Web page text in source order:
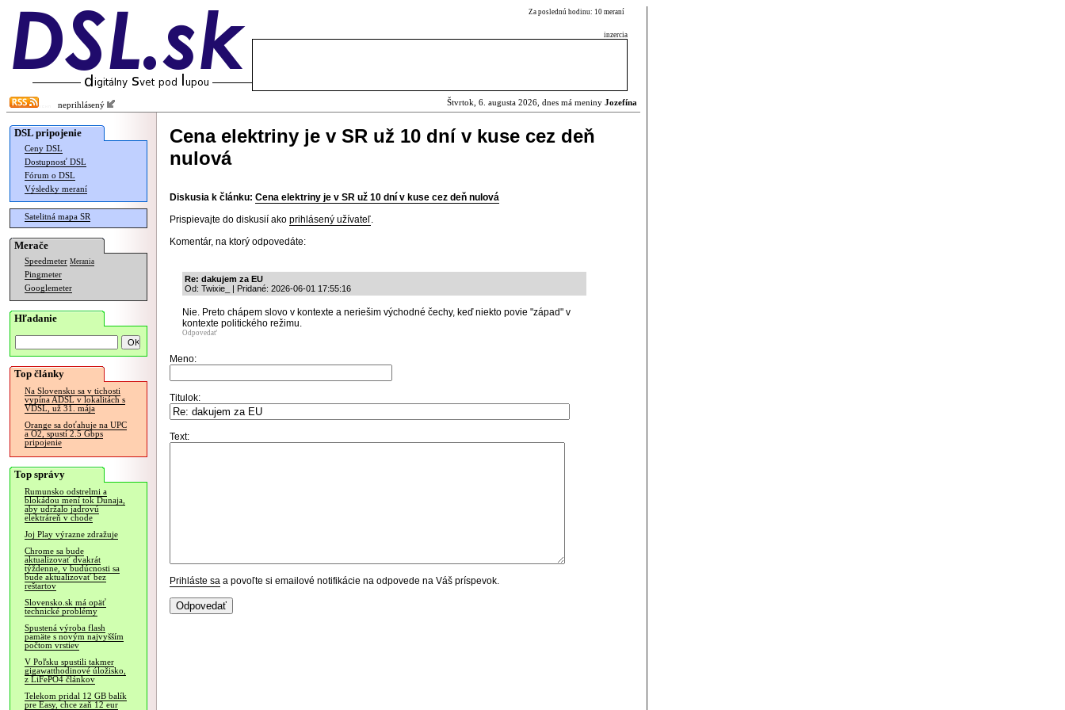
Za poslednú hodinu: 10 meraní
inzercia
neprihlásený Štvrtok, 6. augusta 2026, dnes má meniny Jozefína
DSL pripojenie
Ceny DSL
Dostupnosť DSL
Fórum o DSL
Výsledky meraní
Satelitná mapa SR
Merače
Speedmeter Merania
Pingmeter
Googlemeter
Hľadanie
Top články
Na Slovensku sa v tichosti
vypína ADSL v lokalitách s
VDSL, už 31. mája
Orange sa doťahuje na UPC
a O2, spustí 2.5 Gbps
pripojenie
Top správy
Rumunsko odstrelmi a
blokádou mení tok Dunaja,
aby udržalo jadrovú
elektráreň v chode
Joj Play výrazne zdražuje
Chrome sa bude
aktualizovať dvakrát
týždenne, v budúcnosti sa
bude aktualizovať bez
reštartov
Slovensko.sk má opäť
technické problémy
Spustená výroba flash
pamäte s novým najvyšším
počtom vrstiev
V Poľsku spustili takmer
gigawatthodinové úložisko,
z LiFePO4 článkov
Telekom pridal 12 GB balík
pre Easy, chce zaň 12 eur
Cena elektriny je v SR už 10 dní v kuse cez deň
nulová
Diskusia k článku: Cena elektriny je v SR už 10 dní v kuse cez deň nulová
Prispievajte do diskusií ako prihlásený užívateľ.
Komentár, na ktorý odpovedáte:
Re: dakujem za EU
Od: Twixie_ | Pridané: 2026-06-01 17:55:16
Nie. Preto chápem slovo v kontexte a neriešim východné čechy, keď niekto povie "západ" v
kontexte politického režimu.
Odpovedať
Meno:
Titulok:
Text:
Prihláste sa a povoľte si emailové notifikácie na odpovede na Váš príspevok.